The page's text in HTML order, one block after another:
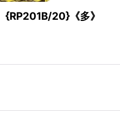
{RP201B/20}《多》